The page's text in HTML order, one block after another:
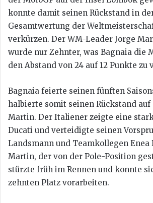
konnte damit seinen Rückstand in
Gesamtwertung der
verkürzen. Der WM-Leader Jorge
wurde nur Zehnter, was Bagnaia die
den Abstand von 24 auf 12 Punkte zu
Bagnaia feierte seinen fünften
halbierte somit seinen Rückstand
Martin. Der Italiener zeigte eine
Ducati und verteidigte seinen
Landsmann und Teamkollegen Enea
Martin, der von der Pole-Position
stürzte früh im Rennen und konnte
zehnten Platz vorarbeiten.